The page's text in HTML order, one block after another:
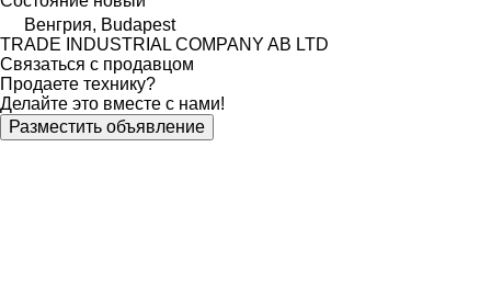
Венгрия, Budapest
TRADE INDUSTRIAL COMPANY AB LTD
Связаться с продавцом
Продаете технику?
Делайте это вместе с нами!
Разместить объявление